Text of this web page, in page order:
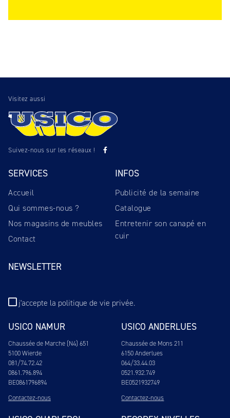
Visitez aussi
Suivez-nous sur les réseaux !
SERVICES
Accueil
Qui sommes-nous ?
Nos magasins de meubles
Contact
INFOS
Publicité de la semaine
Catalogue
Entretenir son canapé en
cuir
NEWSLETTER
j'accepte la politique de vie privée.
USICO NAMUR
Chaussée de Marche (N4) 651
5100 Wierde
081/74.72.42
0861.796.894
BE0861796894
Contactez-nous
USICO ANDERLUES
Chaussée de Mons 211
6150 Anderlues
064/33.44.03
0521.932.749
BE0521932749
Contactez-nous